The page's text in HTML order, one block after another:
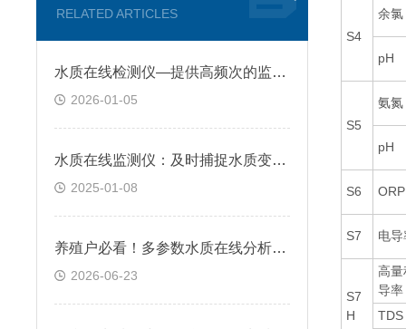
RELATED ARTICLES
水质在线检测仪—提供高频次的监测数据，及时发现水质异常波动和污染事件
2026-01-05
水质在线监测仪：及时捕捉水质变化，做好水质安全在线管理
2025-01-08
养殖户必看！多参数水质在线分析仪可实时监测塘口水质变化，科学调控防损失
2026-06-23
S4
余氯
pH
S5
氨氮
pH
S6 ORP
S7 电导
S7
H
高量
导率
TDS